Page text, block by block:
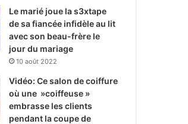
Le marié joue la s3xtape
de sa fiancée infidèle au lit
avec son beau-frère le
jour du mariage
10 août 2022
Vidéo: Ce salon de coiffure
où une »coiffeuse »
embrasse les clients
pendant la coupe de